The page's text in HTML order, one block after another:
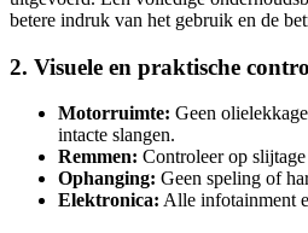
betere indruk van het gebruik en de
2. Visuele en praktische
Motorruimte: Geen
intacte slangen.
Remmen: Controleer op
Ophanging: Geen speling of
Elektronica: Alle infotainment